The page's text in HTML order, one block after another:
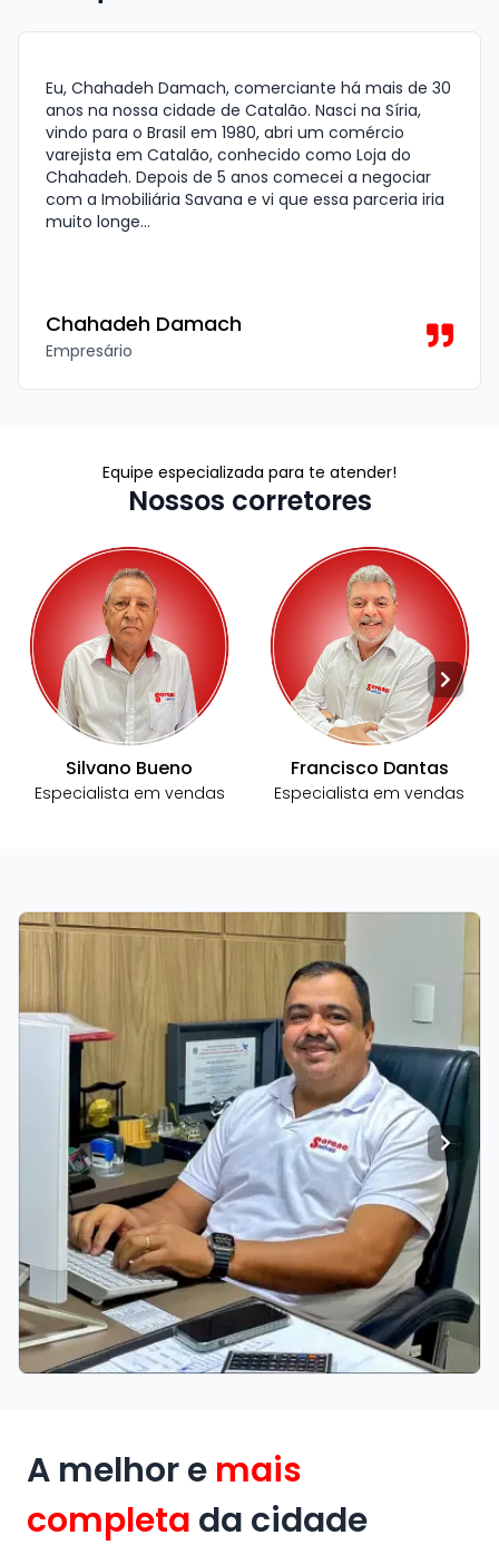
Eu, Chahadeh Damach, comerciante há mais de 30
anos na nossa cidade de Catalão. Nasci na Síria,
vindo para o Brasil em 1980, abri um comércio
varejista em Catalão, conhecido como Loja do
Chahadeh. Depois de 5 anos comecei a negociar
com a Imobiliária Savana e vi que essa parceria iria
muito longe...
Chahadeh Damach
Empresário
Equipe especializada para te atender!
Nossos corretores
Silvano Bueno
Especialista em vendas
Francisco Dantas
Especialista emvendas
A melhor e mais
completa da cidade